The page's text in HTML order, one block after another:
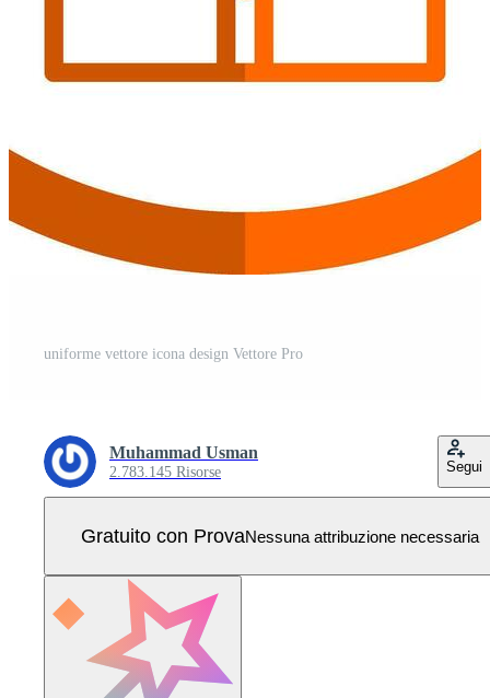
uniforme vettore icona design Vettore Pro
Muhammad Usman
2.783.145 Risorse Segui
Gratuito con ProvaNessuna attribuzione necessaria